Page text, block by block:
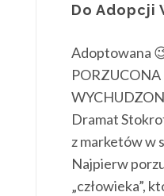
Do Adopcji
Adoptowana
Dramat
z marketów w
Najpierw
„człowieka”,